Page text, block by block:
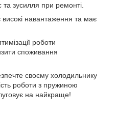
зусилля при ремонті.
високі навантаження та має
роботи
споживання
своєму холодильнику
роботи з пружиною
на найкраще!